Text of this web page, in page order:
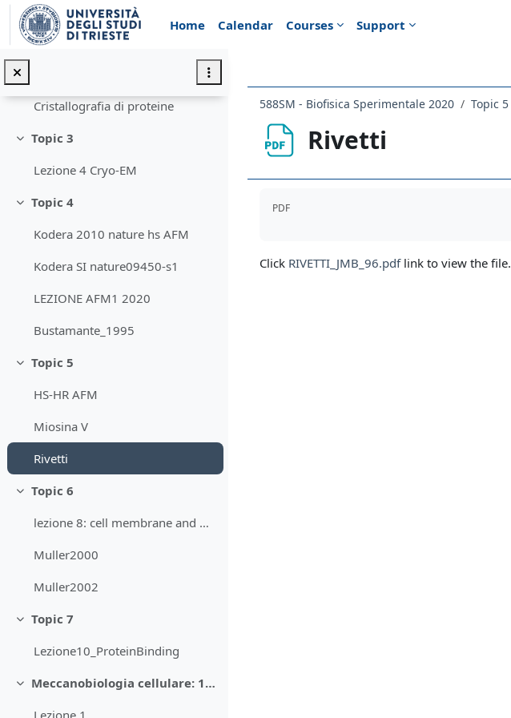
Skip to main content
Home
Calendar Courses Support
Collapse
Cristallografia di proteine
Collapse
Topic 3
Lezione 4 Cryo-EM
Collapse
Topic 4
Kodera 2010 nature hs AFM
Kodera SI nature09450-s1
LEZIONE AFM1 2020
Bustamante_1995
Collapse
Topic 5
HS-HR AFM
Miosina V
Rivetti
Collapse
Topic 6
lezione 8: cell membrane and membrane potential
Muller2000
Muller2002
Collapse
Topic 7
Lezione10_ProteinBinding
Collapse
Meccanobiologia cellulare: 1. Introduction
588SM - Biofisica Sperimentale 2020 Topic 5
Rivetti
PDF
Click RIVETTI_JMB_96.pdflink to view the file.